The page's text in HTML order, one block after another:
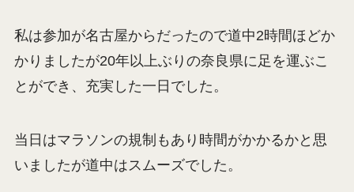
私は参加が名古屋からだったので道中2時間ほどか
かりましたが20年以上ぶりの奈良県に足を運ぶこ
とができ、充実した一日でした。
当日はマラソンの規制もあり時間がかかるかと思
いましたが道中はスムーズでした。